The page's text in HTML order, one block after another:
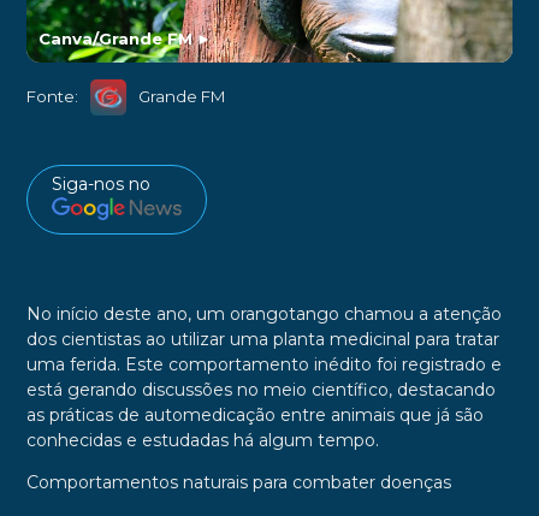
Canva/Grande FM►
Fonte: Grande FM
Siga-nos no
No início deste ano, um orangotango chamou a atenção
dos cientistas ao utilizar uma planta medicinal para tratar
uma ferida. Este comportamento inédito foi registrado e
está gerando discussões no meio científico, destacando
as práticas de automedicação entre animais que já são
conhecidas e estudadas há algum tempo.
Comportamentos naturais para combater doenças